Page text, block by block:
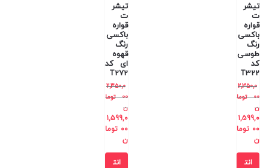
تیشر
ت
قواره
باکسی
رنگ
طوسی
کد
T322
2,350,0
00
توما
ن
1,599,0
00 توما
ن
انت
تیشر
ت
قواره
باکسی
رنگ
قهوه
ای کد
T272
2,350,0
00
توما
ن
1,599,0
00 توما
ن
انت